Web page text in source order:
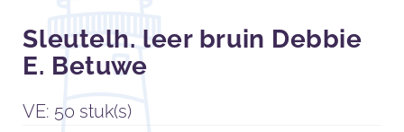
Sleutelh. leer bruin Debbie
E. Betuwe
VE: 50 stuk(s)